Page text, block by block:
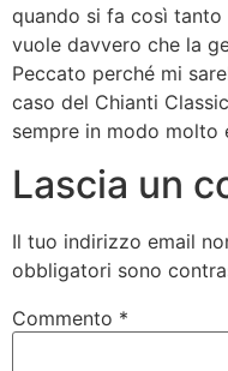
quando si fa così tanto
vuole davvero che la
Peccato perché mi
caso del Chianti
sempre in modo molto
Lascia un
Il tuo indirizzo email
obbligatori sono
Commento *